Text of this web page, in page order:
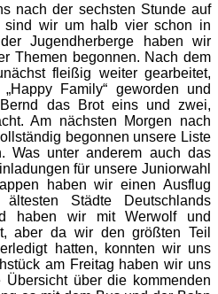
nach der sechsten Stunde auf
sind wir um halb vier schon in
Jugendherberge haben wir
Themen begonnen. Nach dem
fleißig weiter gearbeitet,
Family“ geworden und
das Brot eins und zwei,
Am nächsten Morgen nach
begonnen unsere Liste
Was unter anderem auch das
für unsere Juniorwahl
haben wir einen Ausflug
Städte Deutschlands
haben wir mit Werwolf und
aber da wir den größten Teil
hatten, konnten wir uns
am Freitag haben wir uns
über die kommenden